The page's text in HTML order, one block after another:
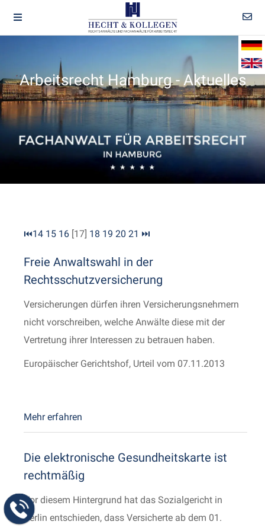
Arbeitsrecht Hamburg - Aktuelles
⏮14 15 16 [17] 18 19 20 21 ⏭
Freie Anwaltswahl in der
Rechtsschutzversicherung
Versicherungen dürfen ihren Versicherungsnehmern
nicht vorschreiben, welche Anwälte diese mit der
Vertretung ihrer Interessen zu betrauen haben.
Europäischer Gerichtshof, Urteil vom 07.11.2013
Mehr erfahren
Die elektronische Gesundheitskarte ist
rechtmäßig
Vor diesem Hintergrund hat das Sozialgericht in
Berlin entschieden, dass Versicherte ab dem 01.